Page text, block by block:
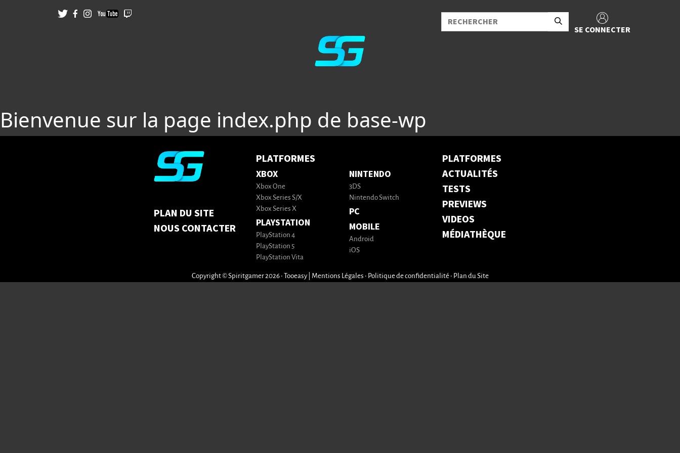
SE CONNECTER
Bienvenue sur la page index.php de base-wp
PLAN DU SITE
NOUS CONTACTER
PLATFORMES
XBOX
Xbox One
Xbox Series S/X
Xbox Series X
PLAYSTATION
PlayStation 4
PlayStation 5
PlayStation Vita
NINTENDO
3DS
Nintendo Switch
PC
MOBILE
Android
iOS
PLATFORMES
ACTUALITÉS
TESTS
PREVIEWS
VIDEOS
MÉDIATHÈQUE
Copyright © Spiritgamer 2026 • Tooeasy Mentions Légales • Politique de confidentialité• Plan du Site